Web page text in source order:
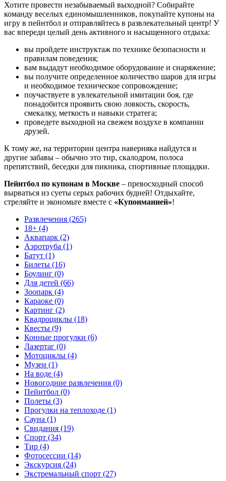
Хотите провести незабываемый выходной? Собирайте
команду веселых единомышленников, покупайте купоны на
игру в пейнтбол и отправляйтесь в развлекательный центр! У
вас впереди целый день активного и насыщенного отдыха:
вы пройдете инструктаж по технике безопасности и
правилам поведения;
вам выдадут необходимое оборудование и снаряжение;
вы получите определенное количество шаров для игры
и необходимое техническое сопровождение;
поучаствуете в увлекательной имитации боя, где
понадобится проявить свою ловкость, скорость,
смекалку, меткость и навыки стратега;
проведете выходной на свежем воздухе в компании
друзей.
К тому же, на территории центра наверняка найдутся и
другие забавы – обычно это тир, скалодром, полоса
препятствий, беседки для пикника, спортивные площадки.
Пейнтбол по купонам в Москве – превосходный способ
вырваться из суеты серых рабочих будней! Отдыхайте,
стреляйте и экономьте вместе с «Купонманией»!
Развлечения (265)
18+ (4)
Аквапарк (2)
Аэротруба (1)
Батут (1)
Билеты (16)
Боулинг (0)
Для детей (66)
Зоопарк (4)
Караоке (0)
Картинг (2)
Квадроциклы (18)
Квесты (9)
Конные прогулки (6)
Лазертаг (0)
Мотоциклы (4)
Музеи (1)
На воде (4)
Новогодние развлечения (0)
Пейнтбол (0)
Полеты (3)
Прогулки на теплоходе (1)
Сауна (1)
Свидания (19)
Спорт (34)
Тир (4)
Фотосессии (14)
Экскурсия (24)
Экстремальный спорт (27)